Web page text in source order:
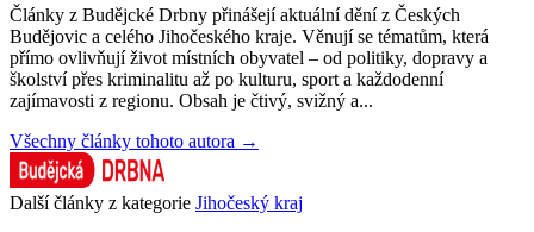
Články z Budějcké Drbny přinášejí aktuální dění z Českých
Budějovic a celého Jihočeského kraje. Věnují se tématům, která
přímo ovlivňují život místních obyvatel – od politiky, dopravy a
školství přes kriminalitu až po kulturu, sport a každodenní
zajímavosti z regionu. Obsah je čtivý, svižný a...
Všechny články tohoto autora →
Další články z kategorie Jihočeský kraj